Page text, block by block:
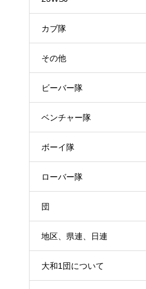
カブ隊
その他
ビーバー隊
ベンチャー隊
ボーイ隊
ローバー隊
団
地区、県連、日連
大和1団について